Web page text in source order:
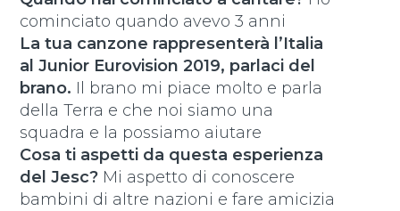
cominciato quando avevo 3 anni
La tua canzone rappresenterà l’Italia
al Junior Eurovision 2019, parlaci del
brano. Il brano mi piace molto e parla
della Terra e che noi siamo una
squadra e la possiamo aiutare
Cosa ti aspetti da questa esperienza
del Jesc? Mi aspetto di conoscere
bambini di altre nazioni e fare amicizia